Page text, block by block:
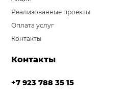
Реализованные проекты
Оплата услуг
Контакты
Контакты
+7 923 788 35 15